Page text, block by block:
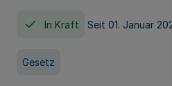
In Kraft Seit 01. Januar
Gesetz